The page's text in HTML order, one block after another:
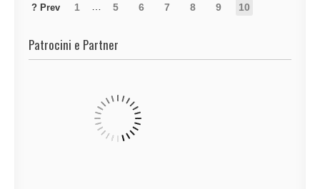
1 … 5 6 7 8 9 10
Patrocini e Partner